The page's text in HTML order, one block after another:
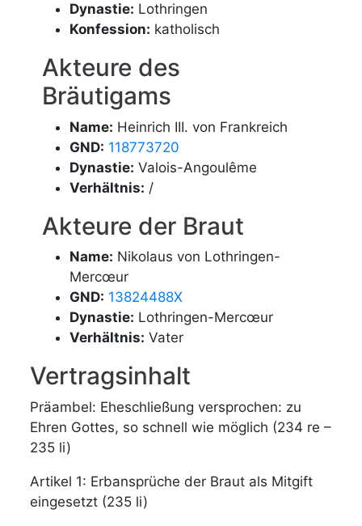
Dynastie: Lothringen
Konfession: katholisch
Akteure des
Bräutigams
Name: Heinrich III. von Frankreich
GND: 118773720
Dynastie: Valois-Angoulême
Verhältnis: /
Akteure der Braut
Name: Nikolaus von Lothringen-
Mercœur
GND: 13824488X
Dynastie: Lothringen-Mercœur
Verhältnis: Vater
Vertragsinhalt
Präambel: Eheschließung versprochen: zu
Ehren Gottes, so schnell wie möglich (234 re –
235 li)
Artikel 1: Erbansprüche der Braut als Mitgift
eingesetzt (235 li)